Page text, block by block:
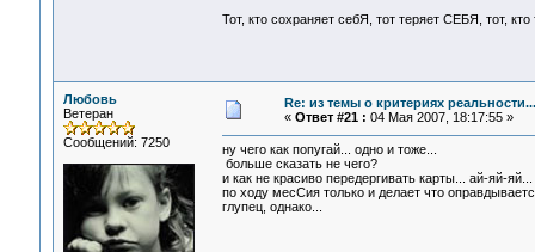
Тот, кто сохраняет себЯ, тот теряет СЕБЯ, тот,
Любовь
Ветеран
Сообщений: 7250
Re: из темы о критериях реальности...
« Ответ #21 : 04 Мая 2007, 18:17:55 »
ну чего как попугай... одно и тоже...
больше сказать не чего?
и как не красиво передергивать карты... ай-яй-яй...
по ходу месСия только и делает что
глупец, однако...